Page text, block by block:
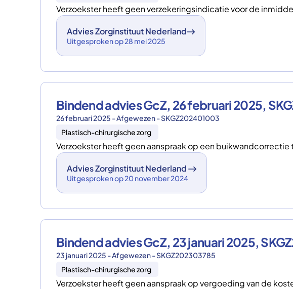
Verzoekster heeft geen verzekeringsindicatie voor de
Advies Zorginstituut Nederland
Uitgesproken op 28 mei 2025
Bindend advies GcZ, 26 februari 2025,
26 februari 2025 - Afgewezen - SKGZ202401003
Plastisch-chirurgische zorg
Verzoekster heeft geen aanspraak op een buikwandcorrectie
Advies Zorginstituut Nederland
Uitgesproken op 20 november 2024
Bindend advies GcZ, 23 januari 2025,
23 januari 2025 - Afgewezen - SKGZ202303785
Plastisch-chirurgische zorg
Verzoekster heeft geen aanspraak op vergoeding van de